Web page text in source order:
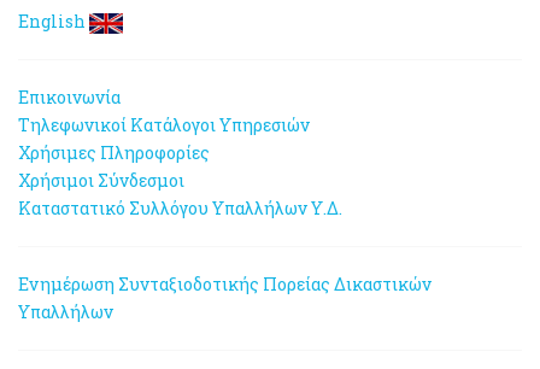
English
Επικοινωνία
Τηλεφωνικοί Κατάλογοι Υπηρεσιών
Χρήσιμες Πληροφορίες
Χρήσιμοι Σύνδεσμοι
Καταστατικό Συλλόγου Υπαλλήλων Υ.Δ.
Ενημέρωση Συνταξιοδοτικής Πορείας Δικαστικών
Υπαλλήλων